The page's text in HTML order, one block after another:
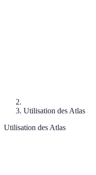
Utilisation des Atlas
Utilisation des Atlas